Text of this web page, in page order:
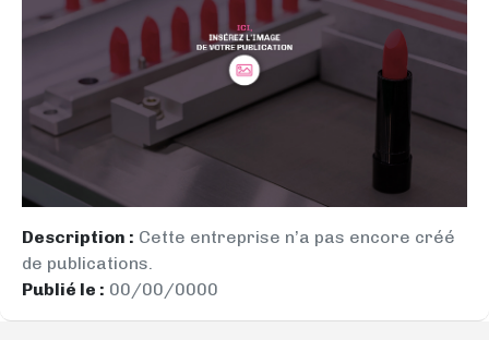
Description : Cette entreprise n’a pas encore créé
de publications.
Publié le : 00/00/0000